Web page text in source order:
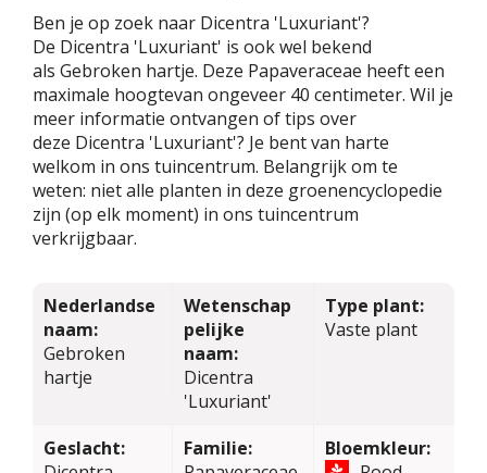
Ben je op zoek naar Dicentra 'Luxuriant'?
De Dicentra 'Luxuriant' is ook wel bekend
als Gebroken hartje. Deze Papaveraceae heeft een
maximale hoogtevan ongeveer 40 centimeter. Wil je
meer informatie ontvangen of tips over
deze Dicentra 'Luxuriant'? Je bent van harte
welkom in ons tuincentrum. Belangrijk om te
weten: niet alle planten in deze groenencyclopedie
zijn (op elk moment) in ons tuincentrum
verkrijgbaar.
Nederlandse
naam:
Gebroken
hartje
Wetenschap
pelijke
naam:
Dicentra
'Luxuriant'
Type plant:
Vaste plant
Geslacht:
Familie:
Bloemkleur: